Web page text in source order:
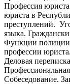
Профессия
юриста в
преступлений.
языка.
Функции полиции.
профессии
Деловая
Собеседование.